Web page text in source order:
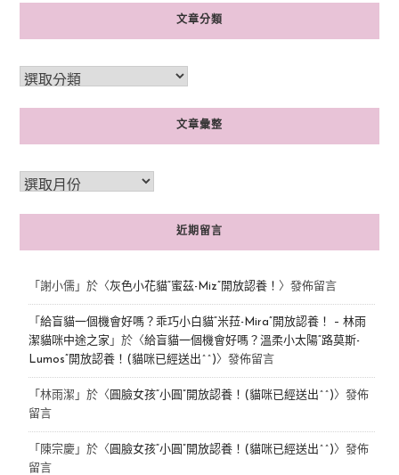
文章分類
文章彙整
近期留言
「 謝小儒」於〈灰色小花貓“蜜茲-Miz”開放認養！ 〉發佈留言
「 給盲貓一個機會好嗎？乖巧小白貓“米菈-Mira”開放認養！ – 林雨
潔貓咪中途之家 」於〈給盲貓一個機會好嗎？溫柔小太陽“路莫斯-
Lumos”開放認養！(貓咪已經送出^^)〉發佈留言
「 林雨潔 」於〈 圓臉女孩“小圓”開放認養！(貓咪已經送出^^)〉發佈
留言
「 陳宗慶」於〈 圓臉女孩“小圓”開放認養！(貓咪已經送出^^)〉發佈
留言